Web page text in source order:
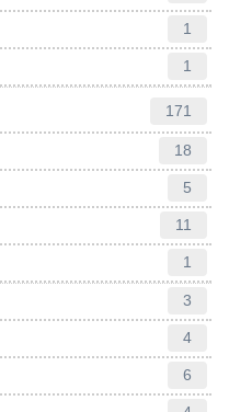
1
1
171
18
5
11
1
3
4
6